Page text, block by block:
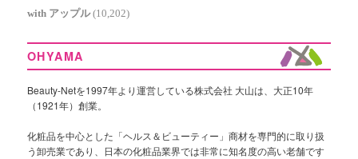
with アップル (10,202)
OHYAMA
Beauty-Netを1997年より運営している株式会社 大山は、大正10年
（1921年）創業。
化粧品を中心とした「ヘルス＆ビューティー」商材を専門的に取り扱
う卸売業であり、日本の化粧品業界では非常に知名度の高い老舗です